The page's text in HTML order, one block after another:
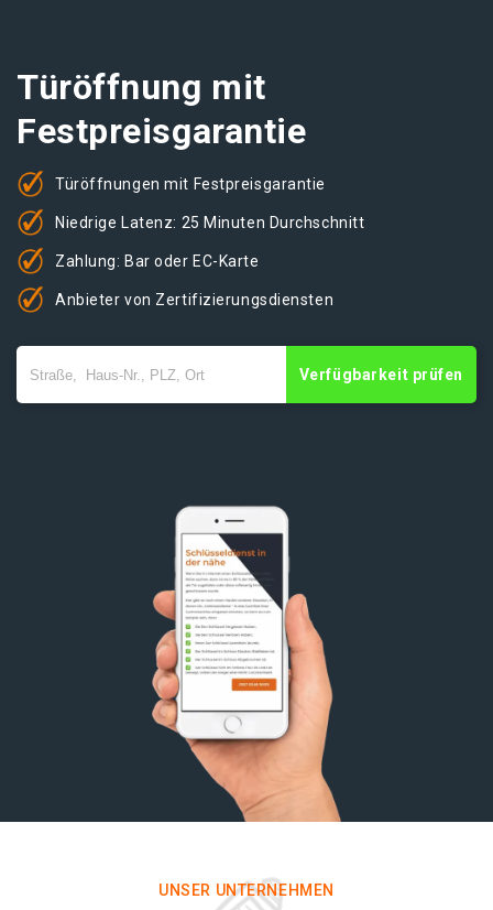
Türöffnung mit
Festpreisgarantie
Türöffnungen mit Festpreisgarantie
Niedrige Latenz: 25 Minuten Durchschnitt
Zahlung: Bar oder EC-Karte
Anbieter von Zertifizierungsdiensten
Verfügbarkeit prüfen
UNSER UNTERNEHMEN